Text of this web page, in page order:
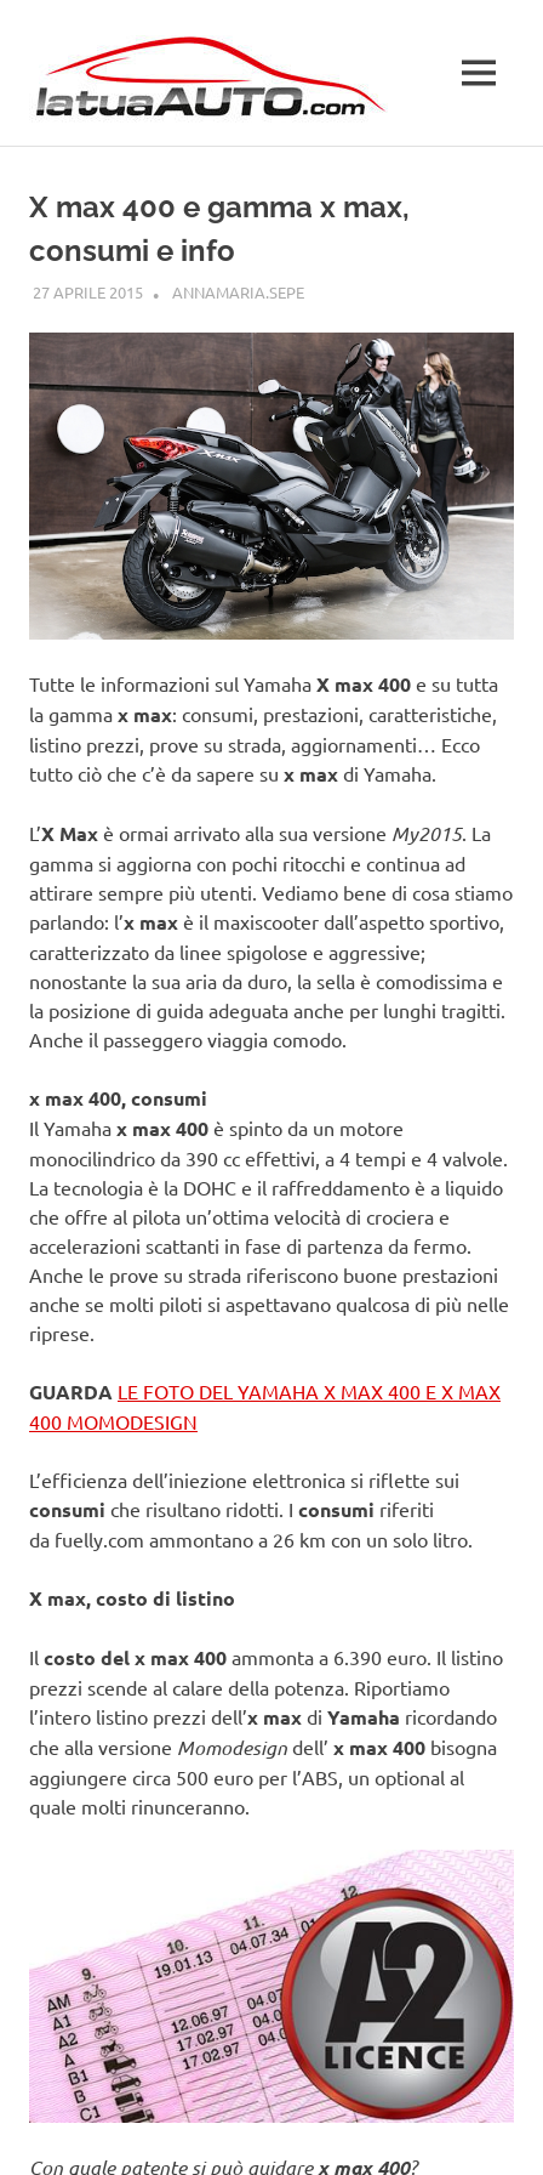
contenuto
MENU
X max 400 e gamma x max,
consumi e info
27 APRILE 2015 ANNAMARIA.SEPEPATENTE
Tutte le informazioni sul Yamaha X max 400 e su tutta
la gamma x max: consumi, prestazioni, caratteristiche,
listino prezzi, prove su strada, aggiornamenti… Ecco
tutto ciò che c’è da sapere su x max di Yamaha.
L’X Max è ormai arrivato alla sua versione My2015. La
gamma si aggiorna con pochi ritocchi e continua ad
attirare sempre più utenti. Vediamo bene di cosa stiamo
parlando: l’x max è il maxiscooter dall’aspetto sportivo,
caratterizzato da linee spigolose e aggressive;
nonostante la sua aria da duro, la sella è comodissima e
la posizione di guida adeguata anche per lunghi tragitti.
Anche il passeggero viaggia comodo.
x max 400, consumi
Il Yamaha x max 400 è spinto da un motore
monocilindrico da 390 cc effettivi, a 4 tempi e 4 valvole.
La tecnologia è la DOHC e il raffreddamento è a liquido
che offre al pilota un’ottima velocità di crociera e
accelerazioni scattanti in fase di partenza da fermo.
Anche le prove su strada riferiscono buone prestazioni
anche se molti piloti si aspettavano qualcosa di più nelle
riprese.
GUARDA LE FOTO DEL YAMAHA X MAX 400 E X MAX
400 MOMODESIGN
L’efficienza dell’iniezione elettronica si riflette sui
consumi che risultano ridotti. I consumi riferiti
da fuelly.com ammontano a 26 km con un solo litro.
X max, costo di listino
Il costo del x max 400 ammonta a 6.390 euro. Il listino
prezzi scende al calare della potenza. Riportiamo
l’intero listino prezzi dell’x max di Yamaha ricordando
che alla versione Momodesign dell’ x max 400 bisogna
aggiungere circa 500 euro per l’ABS, un optional al
quale molti rinunceranno.
Con quale patente si può guidarex max 400?